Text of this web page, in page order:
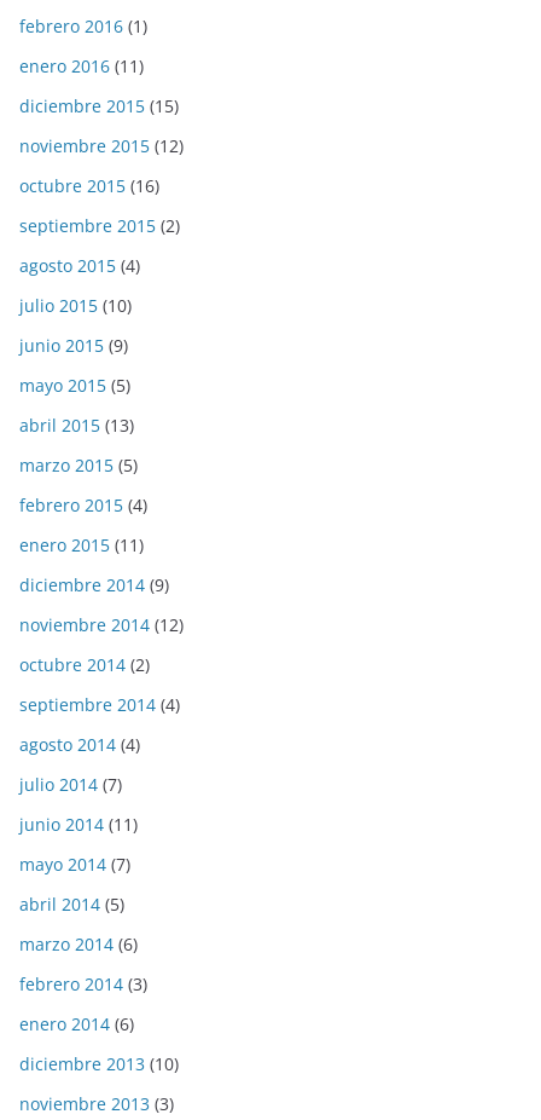
febrero 2016 (1)
enero 2016 (11)
diciembre 2015 (15)
noviembre 2015 (12)
octubre 2015 (16)
septiembre 2015 (2)
agosto 2015 (4)
julio 2015 (10)
junio 2015 (9)
mayo 2015 (5)
abril 2015 (13)
marzo 2015 (5)
febrero 2015 (4)
enero 2015 (11)
diciembre 2014 (9)
noviembre 2014 (12)
octubre 2014 (2)
septiembre 2014 (4)
agosto 2014 (4)
julio 2014 (7)
junio 2014 (11)
mayo 2014 (7)
abril 2014 (5)
marzo 2014 (6)
febrero 2014 (3)
enero 2014 (6)
diciembre 2013 (10)
noviembre 2013 (3)